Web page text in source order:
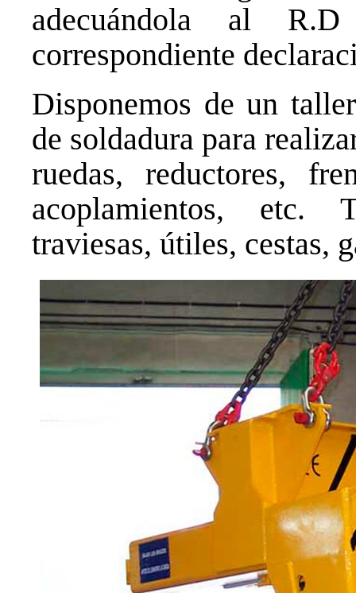
adecuándola al
correspondiente
Disponemos de un
de soldadura para
ruedas, reductores,
acoplamientos, etc.
traviesas, útiles, cestas,